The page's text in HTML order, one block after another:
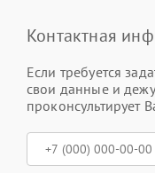
Контактная
Если требуется
свои данные и
проконсультирует